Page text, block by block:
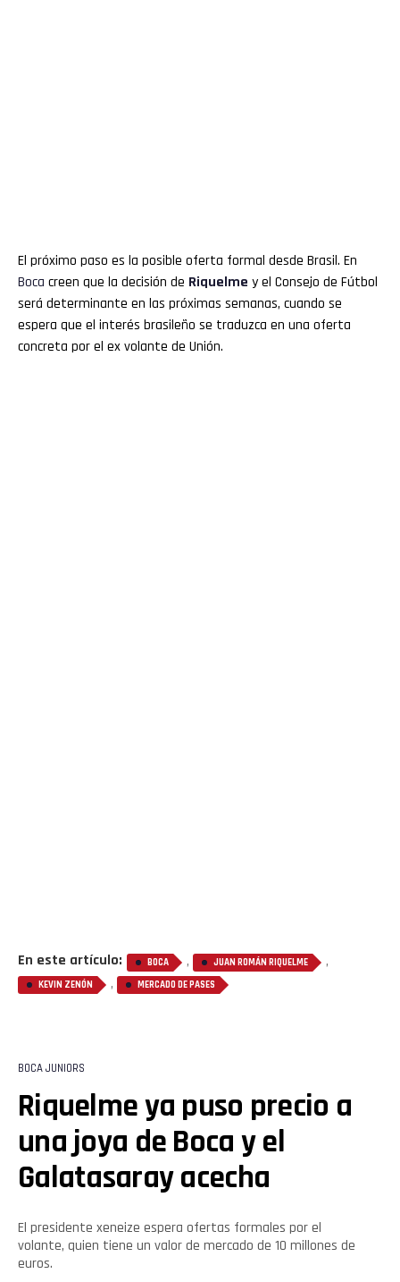
El próximo paso es la posible oferta formal desde Brasil. En
Boca creen que la decisión de Riquelme y el Consejo de Fútbol
será determinante en las próximas semanas, cuando se
espera que el interés brasileño se traduzca en una oferta
concreta por el ex volante de Unión.
En este artículo: BOCA , JUAN ROMÁN RIQUELME ,
KEVIN ZENÓN , MERCADO DE PASES
BOCA JUNIORS
Riquelme ya puso precio a
una joya de Boca y el
Galatasaray acecha
El presidente xeneize espera ofertas formales por el
volante, quien tiene un valor de mercado de 10 millones de
euros.